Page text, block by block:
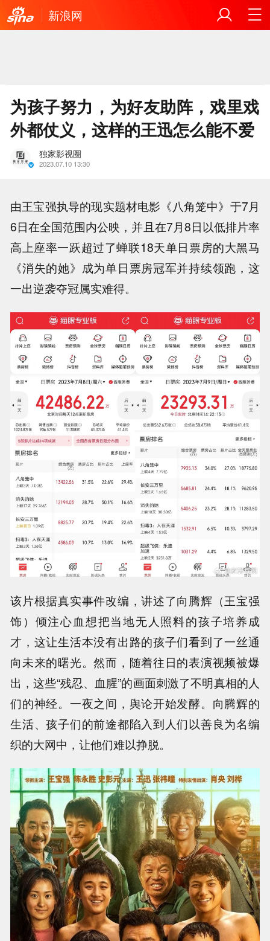
新浪网
为孩子努力，为好友助阵，戏里戏
外都仗义，这样的王迅怎么能不爱
独家影视圈
2023.07.10 13:30
由王宝强执导的现实题材电影《八角笼中》于7月
6日在全国范围内公映，并且在7月8日以低排片率
高上座率一跃超过了蝉联18天单日票房的大黑马
《消失的她》成为单日票房冠军并持续领跑，这
一出逆袭夺冠属实难得。
该片根据真实事件改编，讲述了向腾辉（王宝强
饰）倾注心血想把当地无人照料的孩子培养成
才，这让生活本没有出路的孩子们看到了一丝通
向未来的曙光。然而，随着往日的表演视频被爆
出，这些“残忍、血腥”的画面刺激了不明真相的人
们的神经。一夜之间，舆论开始发酵。向腾辉的
生活、孩子们的前途都陷入到人们以善良为名编
织的大网中，让他们难以挣脱。